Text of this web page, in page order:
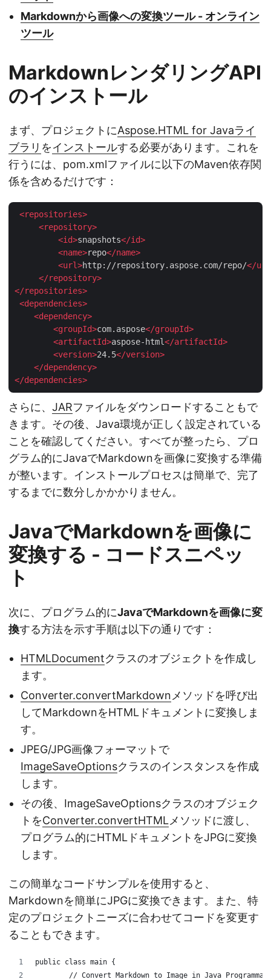
Markdownから画像への変換ツール - オンライン
ツール
MarkdownレンダリングAPI
のインストール
まず、プロジェクトにAspose.HTML for Javaライ
ブラリ をインストールする必要があります。これを
行うには、pom.xmlファイルに以下のMaven依存関
係を含めるだけです：
<repositories>
<repository>
<id>snapshots</id>
<name>repo</name>
<url>http://repository.aspose.com/repo/</url
</repository>
</repositories>
<dependencies>
<dependency>
<groupId>com.aspose</groupId>
<artifactId>aspose-html</artifactId>
<version>24.5</version>
</dependency>
</dependencies>
さらに、 JARファイルをダウンロードすることもで
きます。その後、Java環境が正しく設定されている
ことを確認してください。すべてが整ったら、プロ
グラム的にJavaでMarkdownを画像に変換する準備
が整います。インストールプロセスは簡単で、完了
するまでに数分しかかかりません。
JavaでMarkdownを画像に
変換する - コードスニペッ
ト
次に、プログラム的にJavaでMarkdownを画像に変
換する方法を示す手順は以下の通りです：
HTMLDocumentクラスのオブジェクトを作成し
ます。
Converter.convertMarkdown メソッドを呼び出
してMarkdownをHTMLドキュメントに変換しま
す。
JPEG/JPG画像フォーマットで
ImageSaveOptionsクラスのインスタンスを作成
します。
その後、ImageSaveOptionsクラスのオブジェク
トをConverter.convertHTML メソッドに渡し、
プログラム的にHTMLドキュメントをJPGに変換
します。
この簡単なコードサンプルを使用すると、
Markdownを簡単にJPGに変換できます。また、特
定のプロジェクトニーズに合わせてコードを変更す
ることもできます。
public class main {
// Convert Markdown to Image in Java